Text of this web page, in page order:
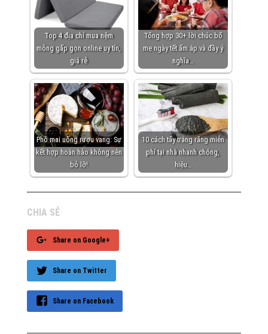
Top 4 địa chỉ mua nệm
mỏng gấp gọn online uy tín,
giá rẻ
Tổng hợp 30+ lời chúc bố
mẹ ngày tết ấm áp và đầy ý
nghĩa…
Phô mai uống rượu vang: Sự
kết hợp hoàn hảo không nên
bỏ lỡ!
10 cách tẩy trắng răng miễn
phí tại nhà nhanh chóng,
hiệu…
CHIA SẺ
Share on Google+
Share on Twitter
Share on Facebook